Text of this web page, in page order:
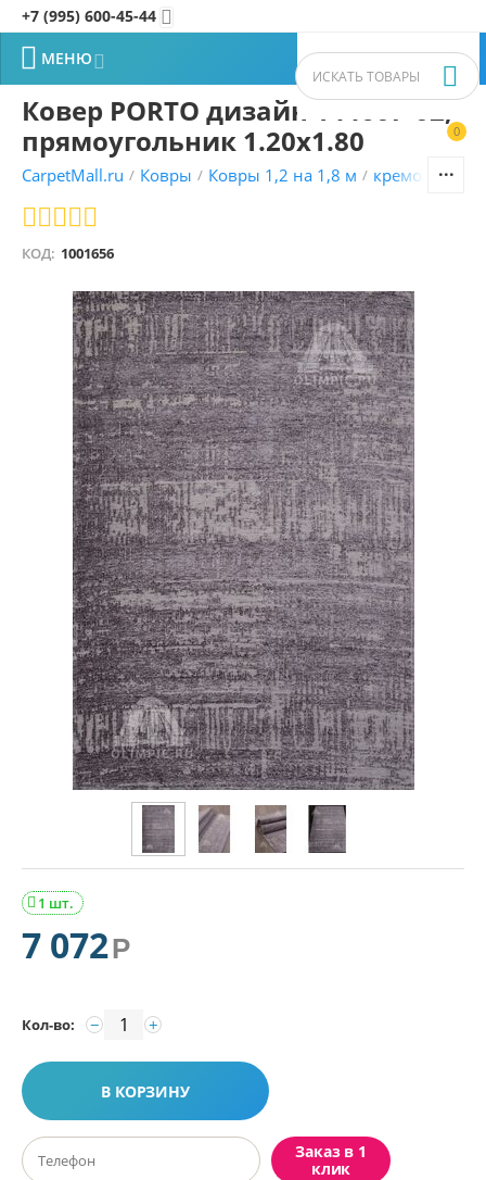
+7 (995) 600-45-44 
0


 МЕНЮ
Ковер PORTO дизайн 144607-02,
прямоугольник 1.20x1.80
CarpetMall.ru / Ковры / Ковры 1,2 на 1,8 м / кремовый
КОД: 1001656
1 шт.

7 072Р
Кол-во: +
−
В КОРЗИНУ
Заказ в 1
клик